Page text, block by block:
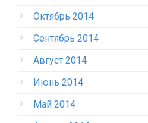
Октябрь 2014
Сентябрь 2014
Август 2014
Июнь 2014
Май 2014